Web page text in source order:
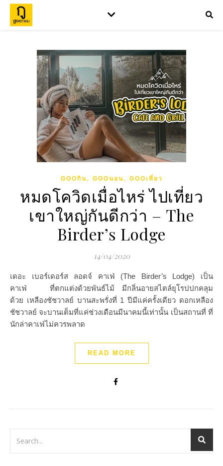
GOOกิน, GOOนอน, GOOเที่ยว
หมดโควิดเมื่อไหร่ ไปเที่ยว
เขาใหญ่กันดีกว่า – The
Birder’s Lodge
14/04/2020
เดอะ เบอร์เดอร์ส ลอดจ์ คาเฟ่ (The Birder’s Lodge) เป็น
คาเฟ่ ที่ตกแต่งด้วยพันธ์ไม้ มีกลิ่นอายสไตล์ยุโรปปกคลุม
ด้วย เหลืองชัชวาลย์ บานสะพรั่งที่ 1 ปีมีแค่ครั้งเดียว ดอกเหลือง
ชัชวาลย์ จะบานเต็มที่แค่ช่วงเดือนมีนาคมนี้เท่านั้น เป็นสถานที่ ที่
นักล่าคาเฟ่ไม่ควรพลาด
READ MORE